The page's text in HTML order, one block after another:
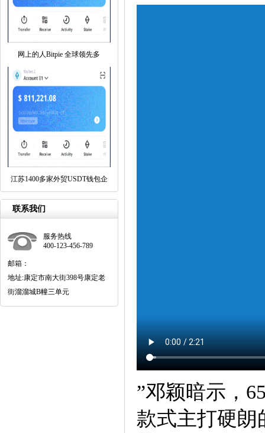
网上的人Bitpie 全球领先多
江苏1400多家外贸USDT钱包企
联系我们
服务热线
400-123-456-789
邮箱：
地址:康定市南大街398号康定老
街溜溜城B幢三单元
”邓颖暗示，
款式主打硬朗